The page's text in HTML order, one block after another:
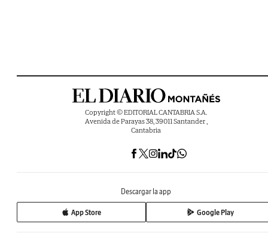
Copyright © EDITORIAL CANTABRIA S.A.
Avenida de Parayas 38, 39011 Santander ,
Cantabria
Descargar la app
App Store Google Play